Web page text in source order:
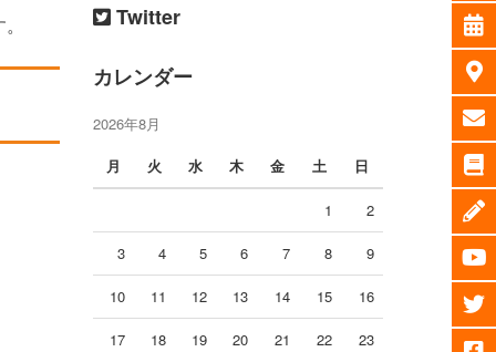
Twitter
カレンダー
2026年8月
月
火 水 木 金 土 日
1 2
3 4 5 6 7 8 9
10 11 12 13 14 15 16
17 18 19 20 21 22 23